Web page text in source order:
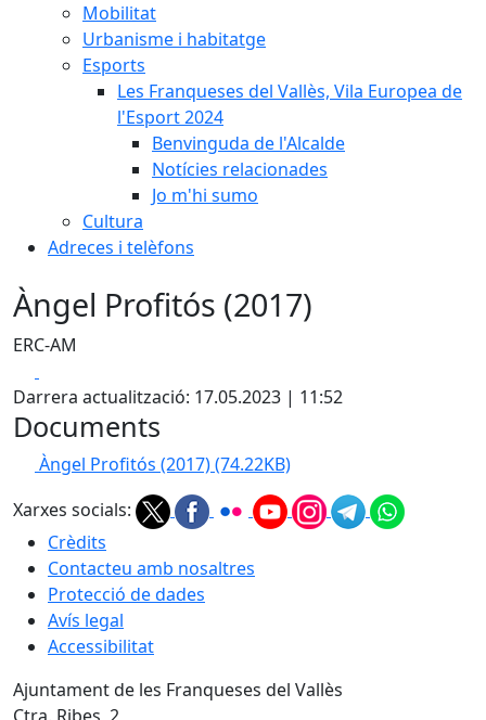
Mobilitat
Urbanisme i habitatge
Esports
Les Franqueses del Vallès, Vila Europea de
l'Esport 2024
Benvinguda de l'Alcalde
Notícies relacionades
Jo m'hi sumo
Cultura
Adreces i telèfons
Àngel Profitós (2017)
ERC-AM
Darrera actualització: 17.05.2023 | 11:52
Documents
Àngel Profitós (2017)(74.22KB)
Xarxes socials:
Crèdits
Contacteu amb nosaltres
Protecció de dades
Avís legal
Accessibilitat
Ajuntament de les Franqueses del Vallès